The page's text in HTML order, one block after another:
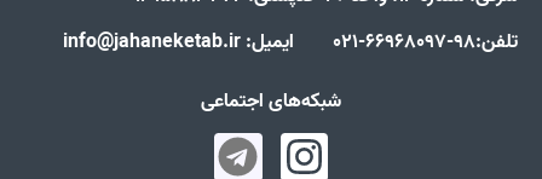
تلفن:98-66968097-021 ایمیل: info@jahaneketab.ir
شبکه‌های اجتماعی